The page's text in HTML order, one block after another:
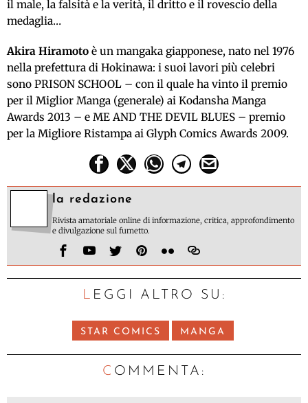
il male, la falsità e la verità, il dritto e il rovescio della
medaglia…
Akira Hiramoto è un mangaka giapponese, nato nel 1976
nella prefettura di Hokinawa: i suoi lavori più celebri
sono PRISON SCHOOL – con il quale ha vinto il premio
per il Miglior Manga (generale) ai Kodansha Manga
Awards 2013 – e ME AND THE DEVIL BLUES – premio
per la Migliore Ristampa ai Glyph Comics Awards 2009.
la redazione
Rivista amatoriale online di informazione, critica, approfondimento
e divulgazione sul fumetto.
LEGGI ALTRO SU:
STAR COMICS MANGA
C OMMENTA: